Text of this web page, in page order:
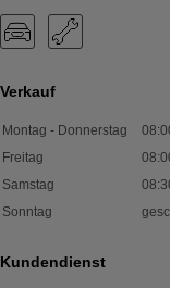
Verkauf
Montag - Donnerstag
Freitag
Samstag
Sonntag
Kundendienst